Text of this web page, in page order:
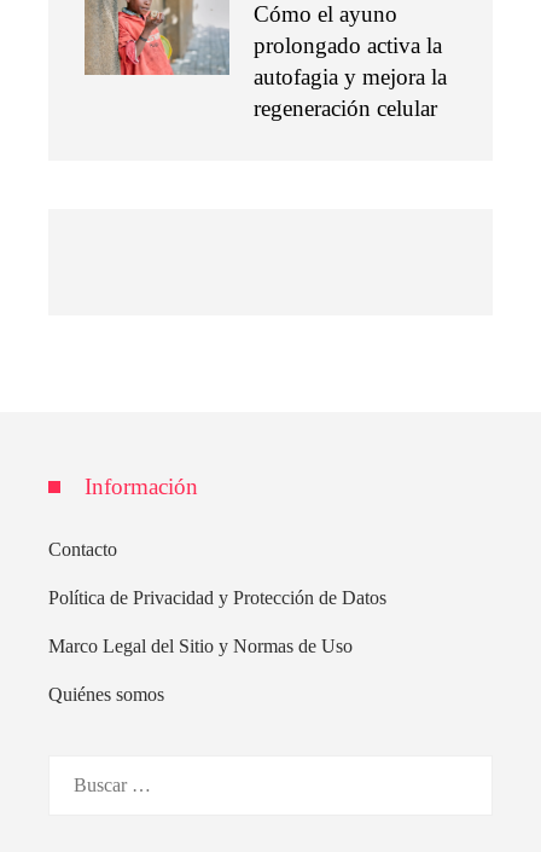
Cómo el ayuno
prolongado activa la
autofagia y mejora la
regeneración celular
Información
Contacto
Política de Privacidad y Protección de Datos
Marco Legal del Sitio y Normas de Uso
Quiénes somos